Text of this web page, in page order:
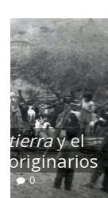
Terror
14 marzo, 2026